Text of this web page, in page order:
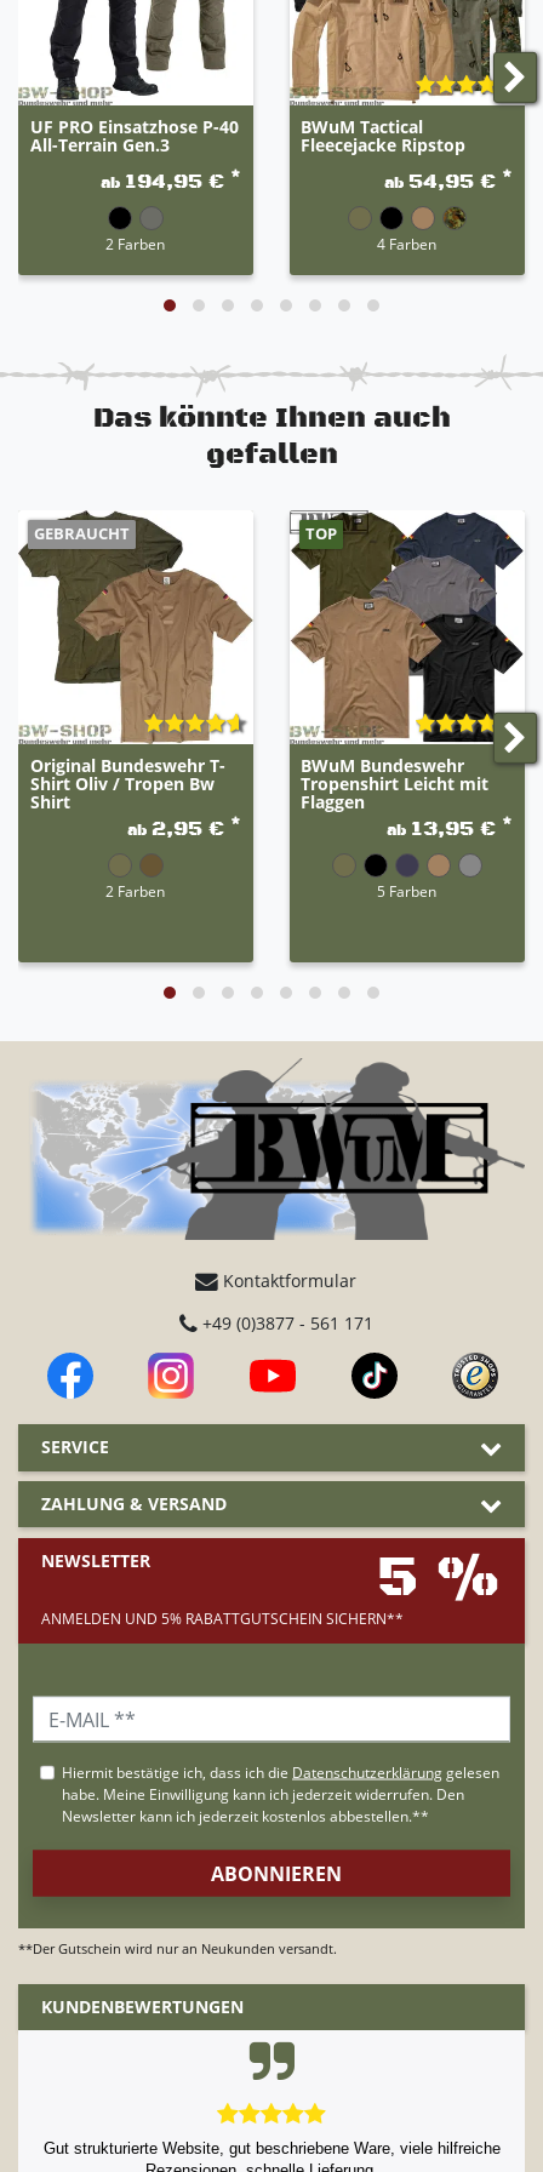
UF PRO Einsatzhose P-40
All-Terrain Gen.3
ab 194,95 € *
2 Farben
BWuM Tactical
Fleecejacke Ripstop
ab 54,95 € *
4 Farben
Das könnte Ihnen auch
gefallen
GEBRAUCHT
Original Bundeswehr T-
Shirt Oliv / Tropen Bw
Shirt
ab 2,95 € *
2 Farben
TOP
BWuM Bundeswehr
Tropenshirt Leicht mit
Flaggen
ab 13,95 € *
5 Farben
Kontaktformular
+49 (0)3877 - 561 171
SERVICE
ZAHLUNG & VERSAND
NEWSLETTER 5 %
ANMELDEN UND 5% RABATTGUTSCHEIN SICHERN**
**Der Gutschein wird nur an Neukunden versandt.
KUNDENBEWERTUNGEN
Gut strukturierte Website, gut beschriebene Ware, viele hilfreiche